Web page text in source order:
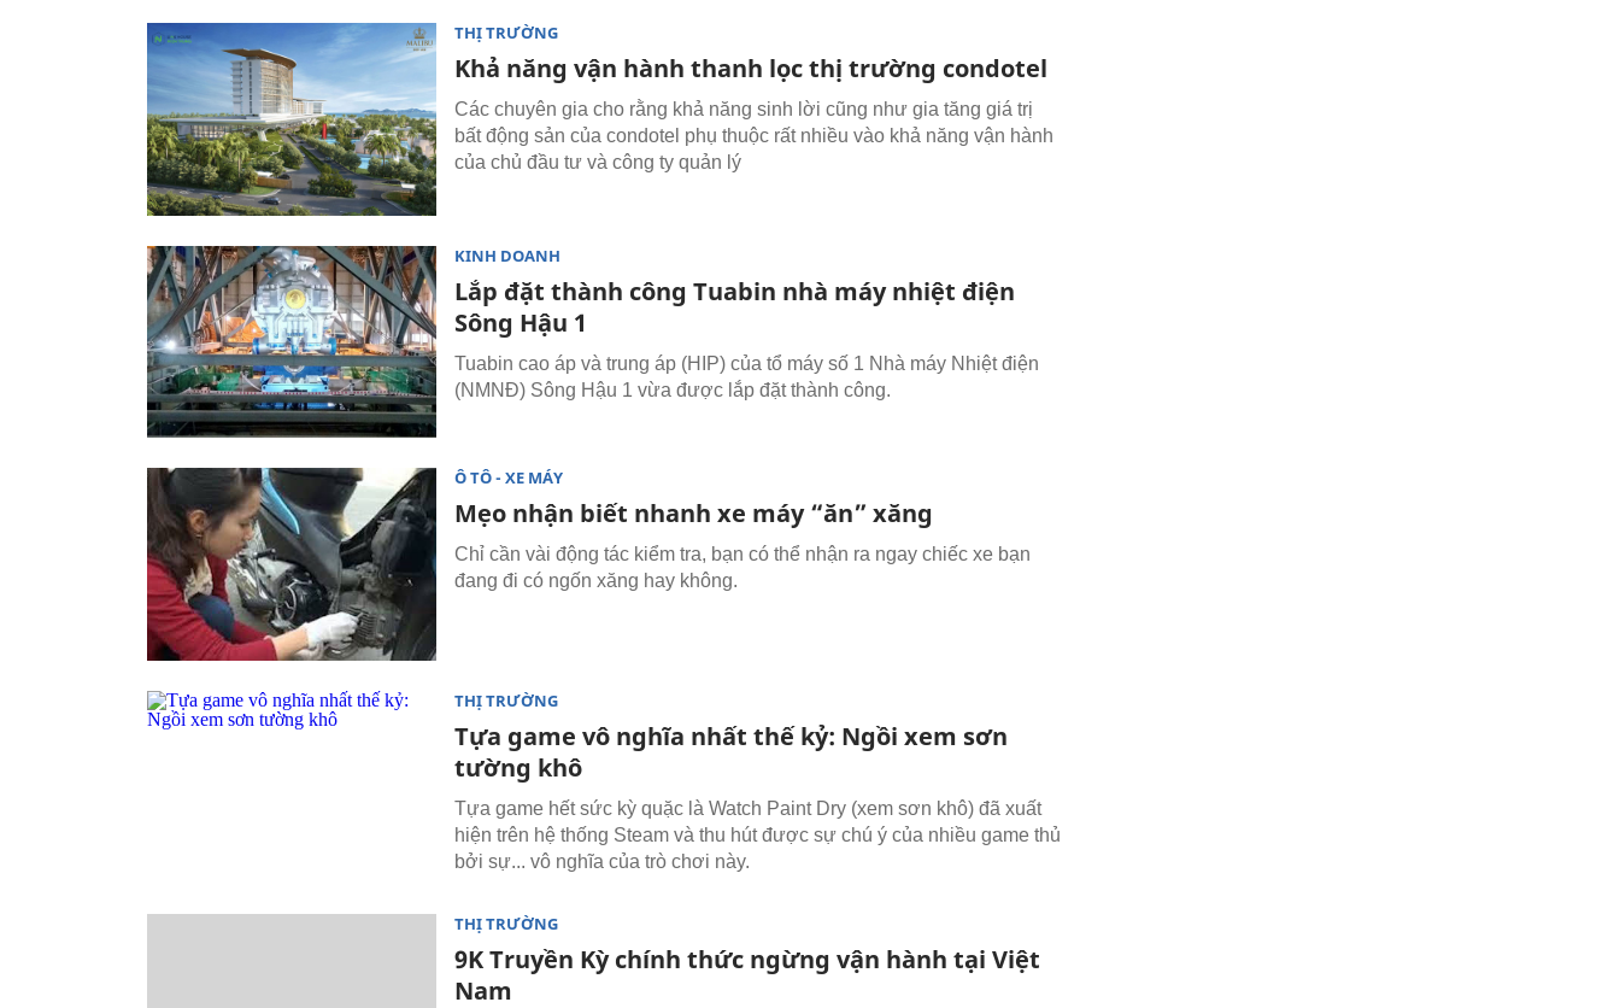
THỊ TRƯỜNG
Khả năng vận hành thanh lọc thị trường condotel
Các chuyên gia cho rằng khả năng sinh lời cũng như gia tăng giá trị
bất động sản của condotel phụ thuộc rất nhiều vào khả năng vận hành
của chủ đầu tư và công ty quản lý
KINH DOANH
Lắp đặt thành công Tuabin nhà máy nhiệt điện
Sông Hậu 1
Tuabin cao áp và trung áp (HIP) của tổ máy số 1 Nhà máy Nhiệt điện
(NMNĐ) Sông Hậu 1 vừa được lắp đặt thành công.
Ô TÔ - XE MÁY
Mẹo nhận biết nhanh xe máy “ăn” xăng
Chỉ cần vài động tác kiểm tra, bạn có thể nhận ra ngay chiếc xe bạn
đang đi có ngốn xăng hay không.
THỊ TRƯỜNG
Tựa game vô nghĩa nhất thế kỷ: Ngồi xem sơn
tường khô
Tựa game hết sức kỳ quặc là Watch Paint Dry (xem sơn khô) đã xuất
hiện trên hệ thống Steam và thu hút được sự chú ý của nhiều game thủ
bởi sự... vô nghĩa của trò chơi này.
THỊ TRƯỜNG
9K Truyền Kỳ chính thức ngừng vận hành tại Việt
Nam